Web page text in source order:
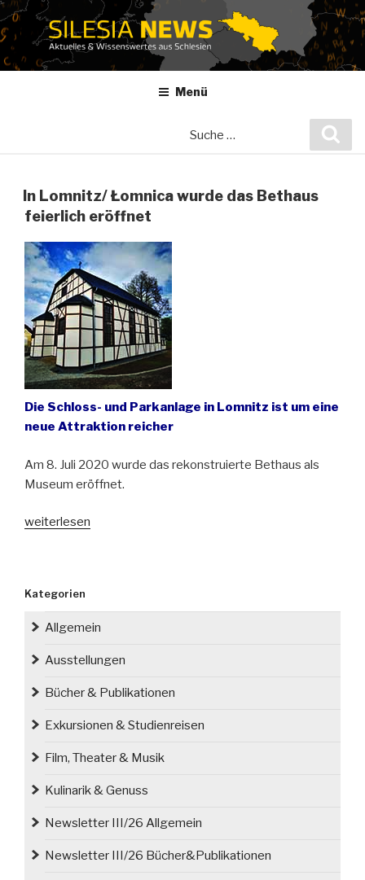
Zum
Inhalt
springen
Menü
In Lomnitz/ Łomnica wurde das Bethaus
feierlich eröffnet
Die Schloss- und Parkanlage in Lomnitz ist um eine
neue Attraktion reicher
Am 8. Juli 2020 wurde das rekonstruierte Bethaus als
Museum eröffnet.
„In
das
Bethaus
eröffnet“
weiterlesen
Kategorien
Allgemein
Ausstellungen
Bücher & Publikationen
Exkursionen & Studienreisen
Film, Theater & Musik
Kulinarik & Genuss
Newsletter III/26 Allgemein
Newsletter III/26 Bücher&Publikationen